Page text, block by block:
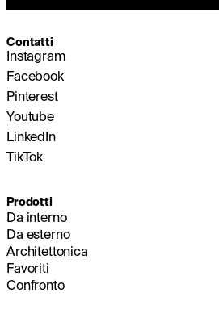
Contatti
Instagram
Facebook
Pinterest
Youtube
LinkedIn
TikTok
Prodotti
Da interno
Da esterno
Architettonica
Favoriti
Confronto